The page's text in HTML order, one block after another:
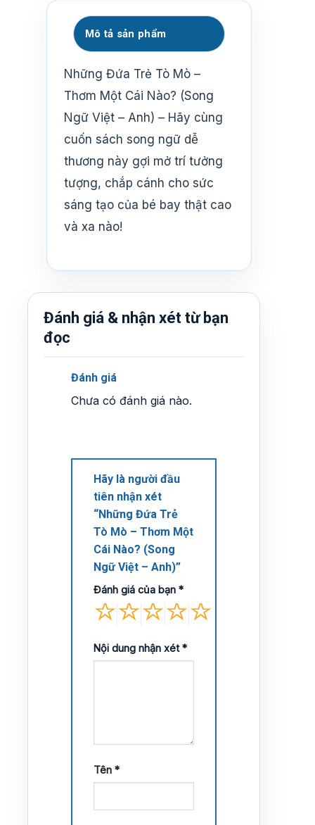
Mô tả sản phẩm
Những Đứa Trẻ Tò Mò –
Thơm Một Cái Nào? (Song
Ngữ Việt – Anh) – Hãy cùng
cuốn sách song ngữ dễ
thương này gợi mở trí tưởng
tượng, chắp cánh cho sức
sáng tạo của bé bay thật cao
và xa nào!
Đánh giá & nhận xét từ bạn
đọc
Đánh giá
Chưa có đánh giá nào.
Hãy là người đầu
tiên nhận xét
“Những Đứa Trẻ
Tò Mò – Thơm Một
Cái Nào? (Song
Ngữ Việt – Anh)”
Đánh giá của bạn *
Nội dung nhận xét*
Tên *